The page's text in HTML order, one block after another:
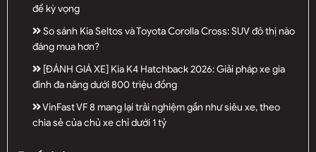
để kỳ vọng
So sánh Kia Seltos và Toyota Corolla Cross: SUV đô thị nào
đáng mua hơn?
[ĐÁNH GIÁ XE] Kia K4 Hatchback 2026: Giải pháp xe gia
đình đa năng dưới 800 triệu đồng
VinFast VF 8 mang lại trải nghiệm gần như siêu xe, theo
chia sẻ của chủ xe chỉ dưới 1 tỷ